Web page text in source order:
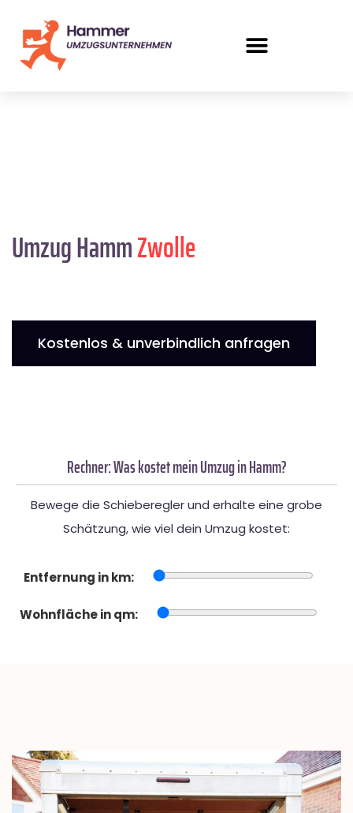
Umzug HammZwolle
Kostenlos & unverbindlich anfragen
Rechner: Was kostet mein Umzug in Hamm?
Bewege die Schieberegler und erhalte eine grobe
Schätzung, wie viel dein Umzug kostet:
Entfernung in km:
Wohnfläche in qm: